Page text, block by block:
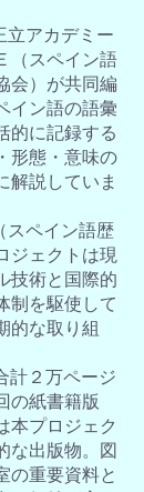
立アカデミー
（スペイン語
会）が共同編
イン語の語彙
的に記録する
形態・意味の
解説していま
スペイン語歴
ジェクトは現
技術と国際的
制を駆使して
的な取り組
計２万ページ
の紙書籍版
本プロジェク
な出版物。図
の重要資料と